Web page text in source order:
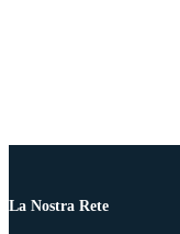
La Nostra Rete